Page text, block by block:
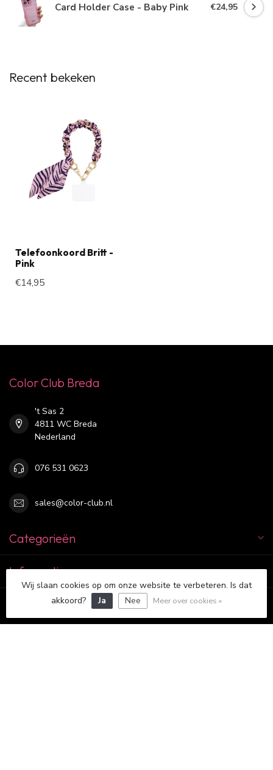
Card Holder Case - Baby Pink €24,95
Recent bekeken
Telefoonkoord Britt -
Pink
€14,95
Color Club Breda
't Sas 2
4811 WC Breda
Nederland
076 531 0623
sales@color-club.nl
Categorieën
Informatie
Mijn account
Wij slaan cookies op om onze website te verbeteren. Is dat
akkoord?
Ja Nee Meer over cookies »